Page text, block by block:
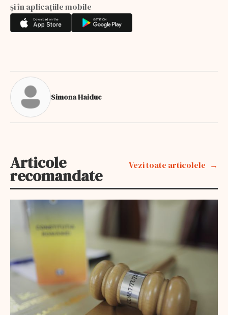
și în aplicațiile mobile
Simona Haiduc
Articole
recomandate
Vezi toate articolele